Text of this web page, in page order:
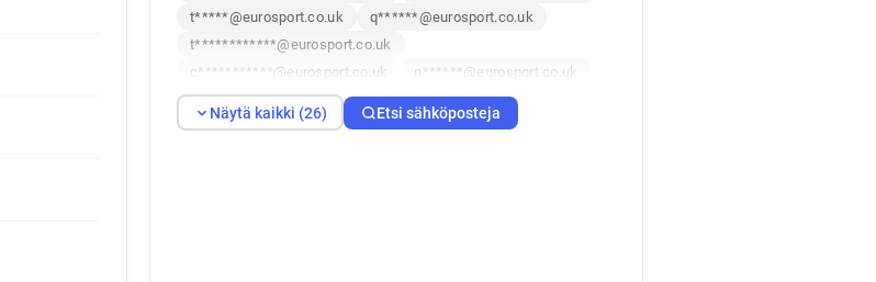
t*****@eurosport.co.uk
q******@eurosport.co.uk
t************@eurosport.co.uk
c***********@eurosport.co.uk
n******@eurosport.co.uk
d******@eurosport.co.uk
m************@eurosport.co.uk
a*****@eurosport.co.uk
k**********@eurosport.co.uk
Näytä kaikki (26) Etsi sähköposteja